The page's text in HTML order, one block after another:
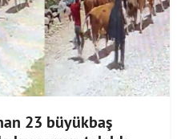
23 büyükbaş